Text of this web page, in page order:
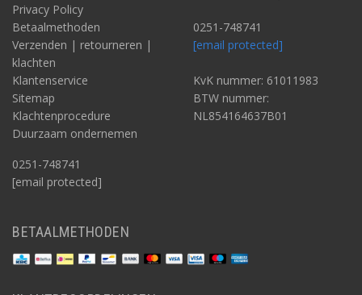
Privacy Policy
Betaalmethoden
Verzenden | retourneren |
klachten
Klantenservice
Sitemap
Klachtenprocedure
Duurzaam ondernemen
0251-748741
[email protected]
0251-748741
[email protected]
KvK nummer: 61011983
BTW nummer:
NL854164637B01
BETAALMETHODEN